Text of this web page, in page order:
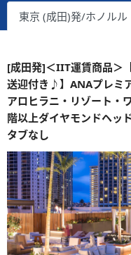
東京 (成田)発/ホノルル
[成田発]＜IIT運賃商品＞
送迎付き♪】ANAプレミ
アロヒラニ・リゾート・
階以上ダイヤモンドヘッ
タブなし